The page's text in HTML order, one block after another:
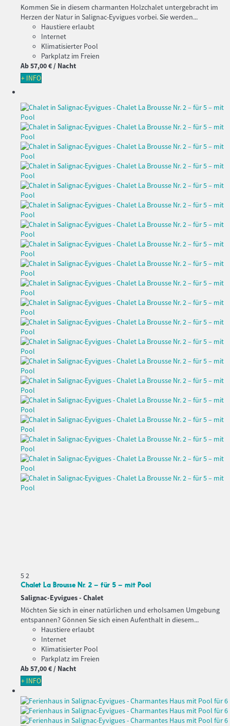
Kommen Sie in diesem charmanten Holzchalet untergebracht im
Herzen der Natur in Salignac-Eyvigues vorbei. Sie werden...
Haustiere erlaubt
Internet
Klimatisierter Pool
Parkplatz im Freien
Ab57,00 €/ Nacht
+ INFO
52
Chalet La Brousse Nr. 2 – für 5 – mit Pool
Salignac-Eyvigues - Chalet
Möchten Sie sich in einer natürlichen und erholsamen Umgebung
entspannen? Gönnen Sie sich einen Aufenthalt in diesem...
Haustiere erlaubt
Internet
Klimatisierter Pool
Parkplatz im Freien
Ab57,00 €/ Nacht
+ INFO